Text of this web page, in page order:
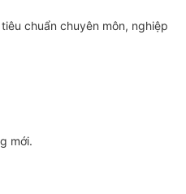
chuẩn chuyên môn, nghiệp
mới.